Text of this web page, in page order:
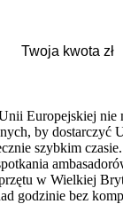
Europejskiej nie
by dostarczyć
szybkim
w Wielkiej
godzinie bez